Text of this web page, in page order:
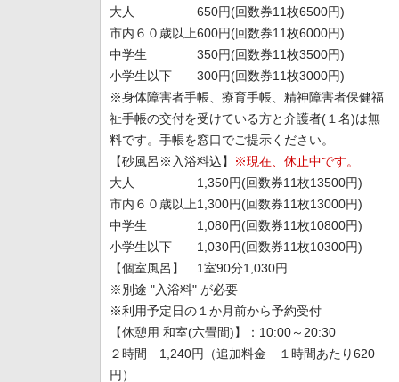
大人 650円(回数券11枚6500円)
市内６０歳以上600円(回数券11枚6000円)
中学生 350円(回数券11枚3500円)
小学生以下 300円(回数券11枚3000円)
※身体障害者手帳、療育手帳、精神障害者保健福
祉手帳の交付を受けている方と介護者(１名)は無
料です。手帳を窓口でご提示ください。
【砂風呂※入浴料込】
※現在、休止中です。
大人 1,350円(回数券11枚13500円)
市内６０歳以上1,300円(回数券11枚13000円)
中学生 1,080円(回数券11枚10800円)
小学生以下 1,030円(回数券11枚10300円)
【個室風呂】 1室90分1,030円
※別途 "入浴料" が必要
※利用予定日の１か月前から予約受付
【休憩用 和室(六畳間)】：10:00～20:30
２時間 1,240円（追加料金 １時間あたり620
円）